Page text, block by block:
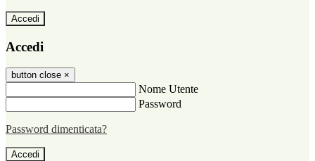
Accedi
Accedi
button close ×
Nome Utente
Password
Password dimenticata?